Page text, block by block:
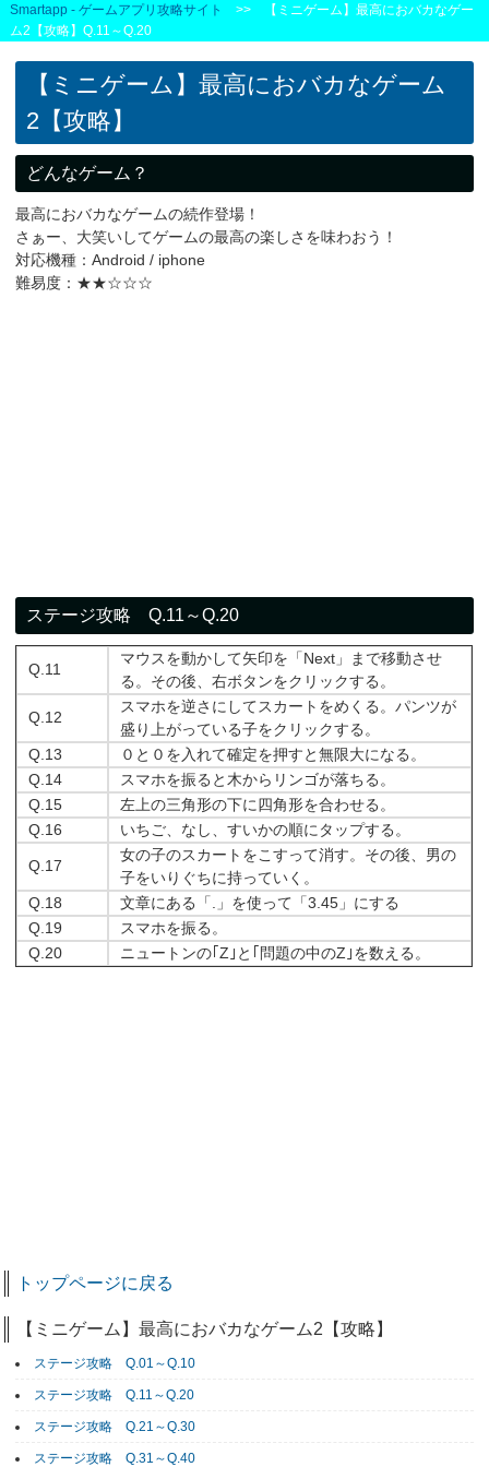
Smartapp - ゲームアプリ攻略サイト
>> 【ミニゲーム】最高におバカなゲー
ム2【攻略】Q.11～Q.20
【ミニゲーム】最高におバカなゲーム
2【攻略】
どんなゲーム？
最高におバカなゲームの続作登場！
さぁー、大笑いしてゲームの最高の楽しさを味わおう！
対応機種：Android / iphone
難易度：★★☆☆☆
ステージ攻略 Q.11～Q.20
Q.11
マウスを動かして矢印を「Next」まで移動させ
る。その後、右ボタンをクリックする。
Q.12
スマホを逆さにしてスカートをめくる。パンツが
盛り上がっている子をクリックする。
Q.13
０と０を入れて確定を押すと無限大になる。
Q.14
スマホを振ると木からリンゴが落ちる。
Q.15
左上の三角形の下に四角形を合わせる。
Q.16
いちご、なし、すいかの順にタップする。
Q.17
女の子のスカートをこすって消す。その後、男の
子をいりぐちに持っていく。
Q.18
文章にある「.」を使って「3.45」にする
Q.19
スマホを振る。
Q.20
ニュートンの｢Z｣と｢問題の中のZ｣を数える。
トップページに戻る
【ミニゲーム】最高におバカなゲーム2【攻略】
ステージ攻略 Q.01～Q.10
ステージ攻略 Q.11～Q.20
ステージ攻略 Q.21～Q.30
ステージ攻略 Q.31～Q.40